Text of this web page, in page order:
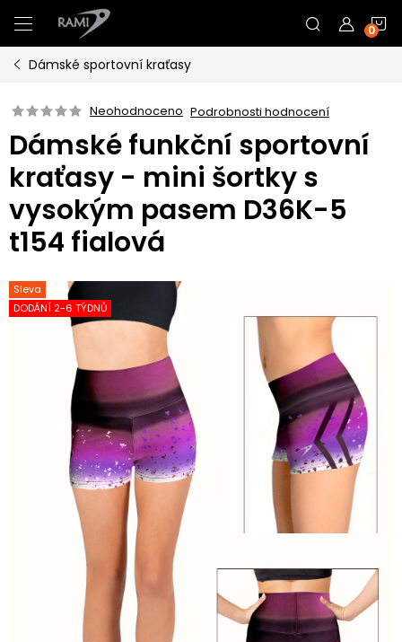
na
obsah
Dámské sportovní kraťasy
Neohodnoceno Podrobnosti hodnocení
Dámské funkční sportovní
kraťasy - mini šortky s
vysokým pasem D36K-5
t154 fialová
Sleva
DODÁNÍ 2-6 TÝDNŮ